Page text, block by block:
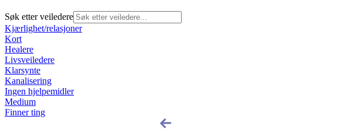
Søk etter veiledere
Kjærlighet/relasjoner
Kort
Healere
Livsveiledere
Klarsynte
Kanalisering
Ingen hjelpemidler
Medium
Finner ting